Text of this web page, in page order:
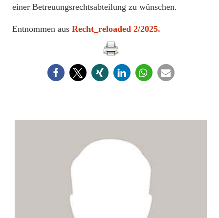
einer Betreuungsrechtsabteilung zu wünschen.
Entnommen aus Recht_reloaded 2/2025.